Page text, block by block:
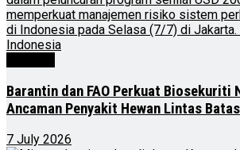
Barantin dan FAO Perkuat Biosekuriti
Ancaman Penyakit Hewan Lintas Batas
7 July 2026